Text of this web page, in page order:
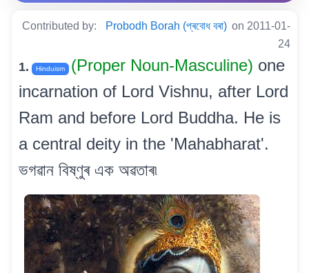
Contributed by: Probodh Borah (প্ৰবোধ বৰা) on 2011-01-
24
1. Hinduism (Proper Noun-Masculine) one
incarnation of Lord Vishnu, after Lord
Ram and before Lord Buddha. He is
a central deity in the 'Mahabharat'.
ভগৱান বিষ্ণুৰ এক অৱতাৰ৷